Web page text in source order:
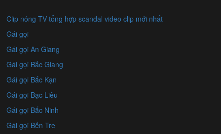
Clip nóng TV tổng hợp scandal video clip mới nhất
Gái gọi
Gái gọi An Giang
Gái gọi Bắc Giang
Gái gọi Bắc Kạn
Gái gọi Bạc Liêu
Gái gọi Bắc Ninh
Gái gọi Bến Tre